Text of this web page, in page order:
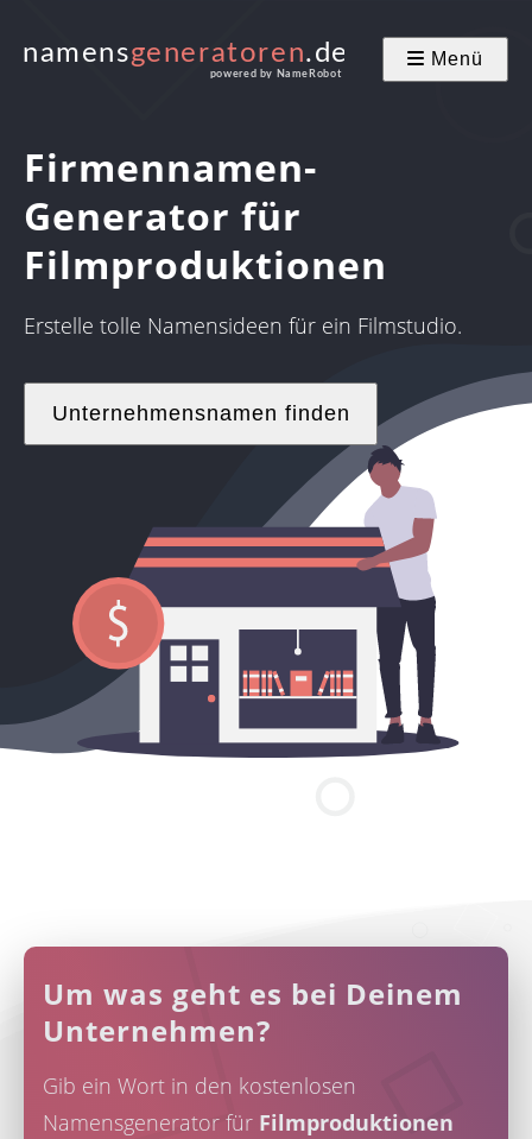
Menü
Firmennamen-
Generator für
Filmproduktionen
Erstelle tolle Namensideen für ein Filmstudio.
Unternehmensnamen finden
Um was geht es bei Deinem
Unternehmen?
Gib ein Wort in den kostenlosen
Namensgenerator für Filmproduktionen